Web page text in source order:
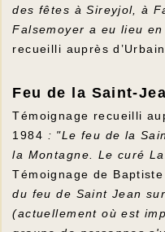
des fêtes à Sireyjol, à
Falsemoyer a eu lieu
recueilli auprès
Feu de la Saint-
Témoignage recueilli
1984 : "Le feu de la
la Montagne. Le curé
Témoignage de
du feu de Saint Jean
(actuellement où est